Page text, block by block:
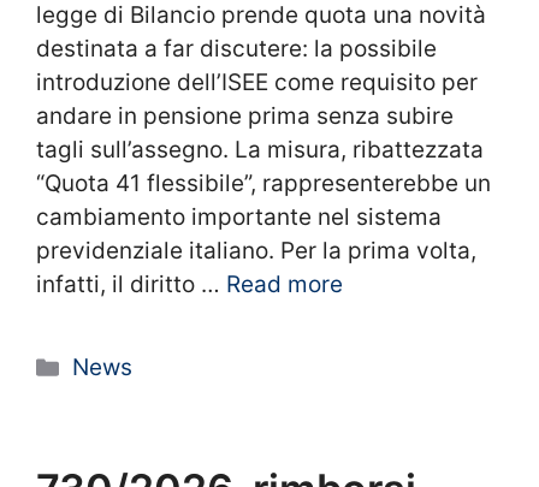
legge di Bilancio prende quota una novità
destinata a far discutere: la possibile
introduzione dell’ISEE come requisito per
andare in pensione prima senza subire
tagli sull’assegno. La misura, ribattezzata
“Quota 41 flessibile”, rappresenterebbe un
cambiamento importante nel sistema
previdenziale italiano. Per la prima volta,
infatti, il diritto … Read more
Categorie
News